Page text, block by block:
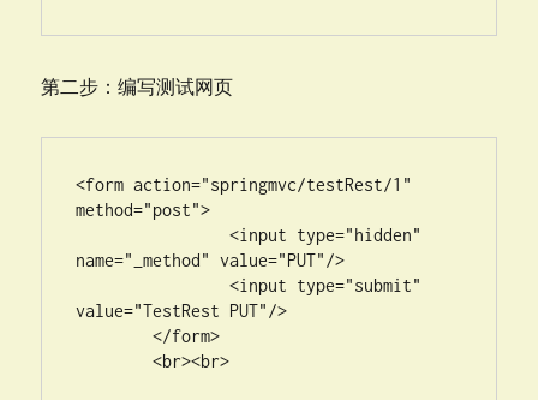
第二步：编写测试网页
<form action="springmvc/testRest/1"
method="post">
		<input type="hidden"
name="_method" value="PUT"/>
		<input type="submit"
value="TestRest PUT"/>
	</form>
	<br><br>